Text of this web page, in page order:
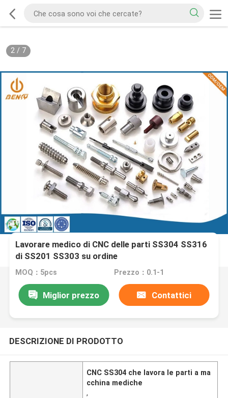
2/ 7
Lavorare medico di CNC delle parti SS304 SS316
di SS201 SS303 su ordine
MOQ：5pcs Prezzo：0.1-1
Miglior prezzo Contattici
DESCRIZIONE DI PRODOTTO
CNC SS304 che lavora le parti a ma
cchina mediche
,